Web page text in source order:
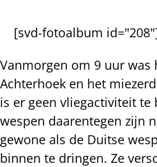
[svd-fotoalbum
Vanmorgen om 9 uur was
Achterhoek en het
is er geen vliegactiviteit te
wespen daarentegen zijn
gewone als de Duitse
binnen te dringen. Ze